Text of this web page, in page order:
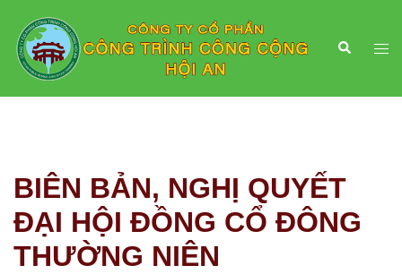
đến
nội
dung
Search
BIÊN BẢN, NGHỊ QUYẾT
ĐẠI HỘI ĐỒNG CỔ ĐÔNG
THƯỜNG NIÊN